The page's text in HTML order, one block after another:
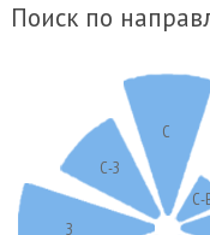
Поиск по
С
С-
З
С-З